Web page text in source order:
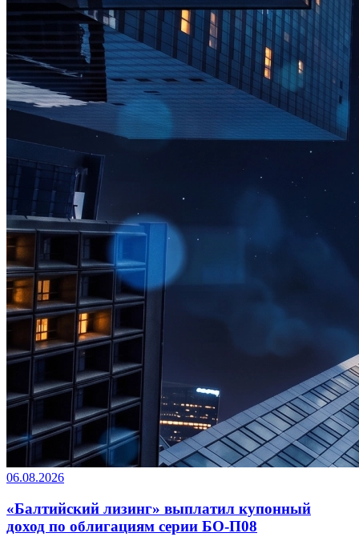
06.08.2026
«Балтийский лизинг» выплатил купонный
доход по облигациям серии БО-П08